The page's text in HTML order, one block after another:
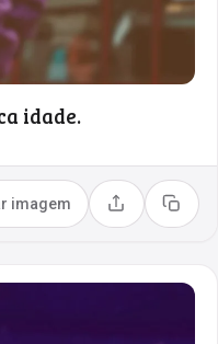
idade.
imagem Compartilhar
Copiar